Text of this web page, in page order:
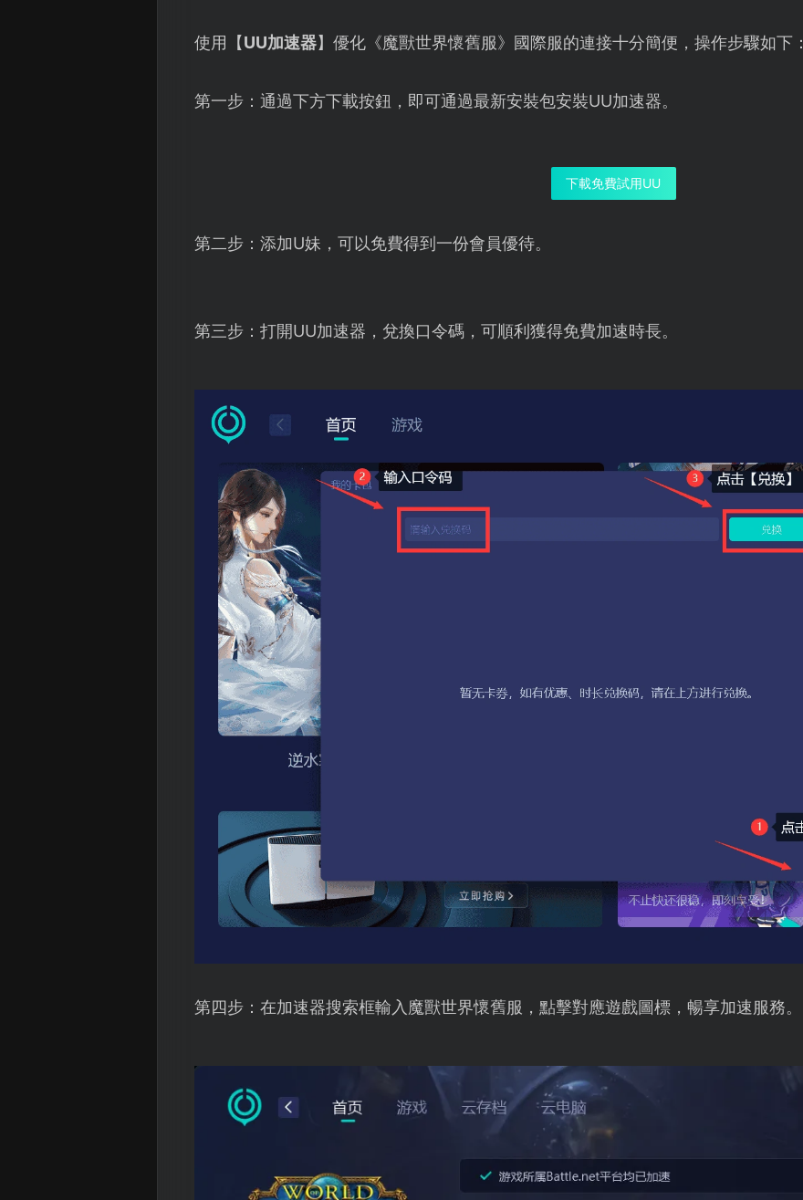
使用【UU加速器】優化《魔獸世界懷舊服》國際服的連接十分簡便，操作步驟如下：
第一步：通過下方下載按鈕，即可通過最新安裝包安裝UU加速器。
下載免費試用UU
第二步：添加U妹，可以免費得到一份會員優待。
第三步：打開UU加速器，兌換口令碼，可順利獲得免費加速時長。
第四步：在加速器搜索框輸入魔獸世界懷舊服，點擊對應遊戲圖標，暢享加速服務。